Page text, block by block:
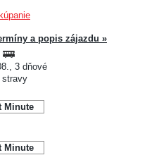
a popis zájazdu »
3 dňové
stravy
Minute
Minute